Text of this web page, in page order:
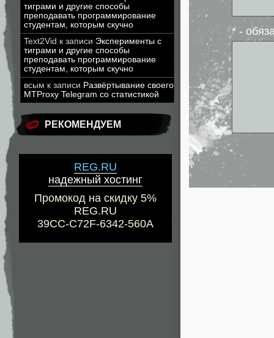
тиграми и другие способы
преподавать программирование
студентам, которым скучно
Text2Vid к записи Эксперименты с
тиграми и другие способы
преподавать программирование
студентам, которым скучно
всым к записи Развёртывание своего
MTProxy Telegram со статистикой
РЕКОМЕНДУЕМ
REG.RU
надежный хостинг
Промокод на скидку 5%
REG.RU
39CC-C72F-6342-560A
* -